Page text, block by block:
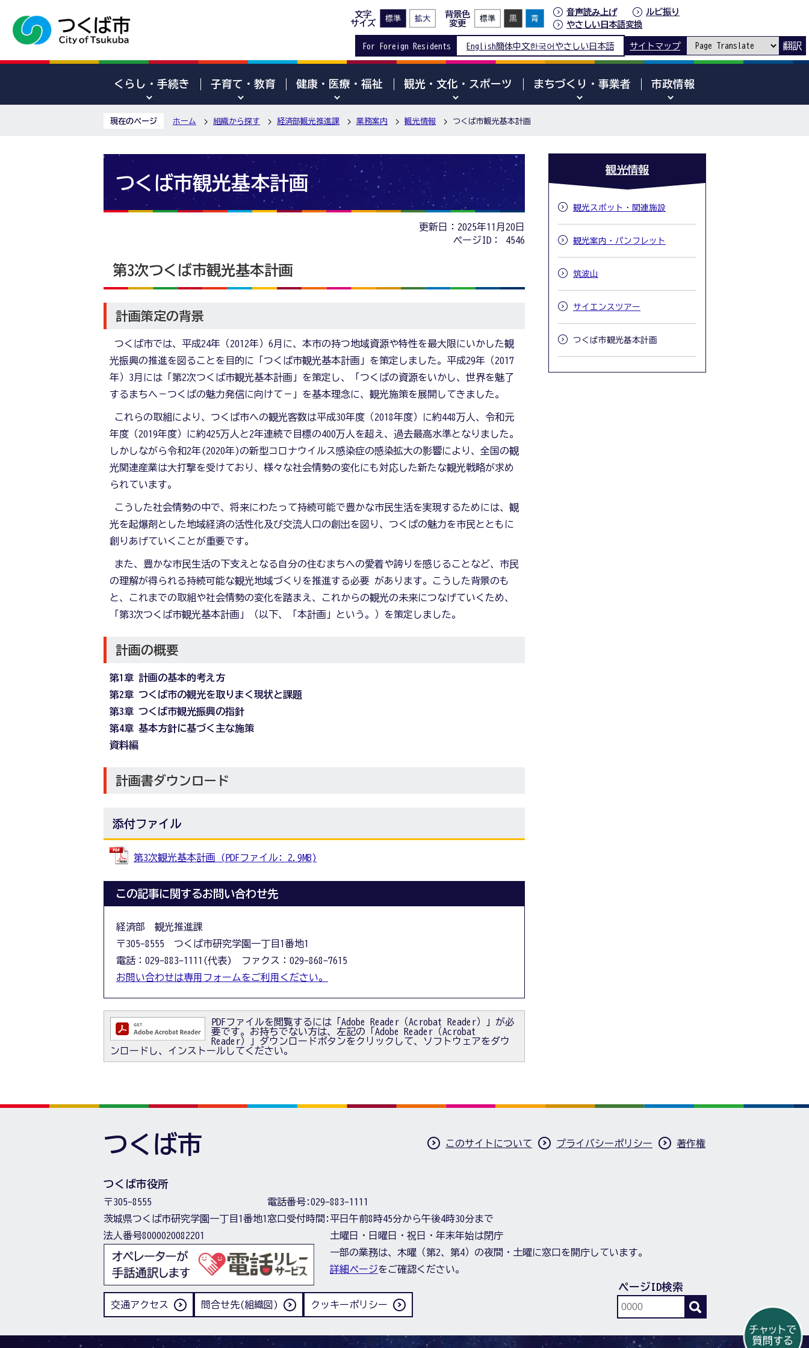
文字
サイズ
背景色
変更
音声読み上げ
ルビ振り
やさしい日本語変換
For Foreign Residents English簡体中文한국어 やさしい日本語 サイトマップ 翻訳
くらし・手続き 子育て・教育 健康・医療・福祉 観光・文化・スポーツ まちづくり・事業者 市政情報
現在のページ ホーム 組織から探す 経済部観光推進課 業務案内 観光情報 つくば市観光基本計画
つくば市観光基本計画
更新日：2025年11月20日
ページID：
4546
第3次つくば市観光基本計画
計画策定の背景
つくば市では、平成24年（2012年）6月に、本市の持つ地域資源や特性を最大限にいかした観
光振興の推進を図ることを目的に「つくば市観光基本計画」を策定しました。平成29年（2017
年）3月には「第2次つくば市観光基本計画」を策定し、「つくばの資源をいかし、世界を魅了
するまちへ－つくばの魅力発信に向けて－」を基本理念に、観光施策を展開してきました。
これらの取組により、つくば市への観光客数は平成30年度（2018年度）に約448万人、令和元
年度（2019年度）に約425万人と2年連続で目標の400万人を超え、過去最高水準となりました。
しかしながら令和2年(2020年)の新型コロナウイルス感染症の感染拡大の影響により、全国の観
光関連産業は大打撃を受けており、様々な社会情勢の変化にも対応した新たな観光戦略が求め
られています。
こうした社会情勢の中で、将来にわたって持続可能で豊かな市民生活を実現するためには、観
光を起爆剤とした地域経済の活性化及び交流人口の創出を図り、つくばの魅力を市民とともに
創りあげていくことが重要です。
また、豊かな市民生活の下支えとなる自分の住むまちへの愛着や誇りを感じることなど、市民
の理解が得られる持続可能な観光地域づくりを推進する必要 があります。こうした背景のも
と、これまでの取組や社会情勢の変化を踏まえ、これからの観光の未来につなげていくため、
「第3次つくば市観光基本計画」（以下、「本計画」という。）を策定しました。
計画の概要
第1章 計画の基本的考え方
第2章 つくば市の観光を取りまく現状と課題
第3章 つくば市観光振興の指針
第4章 基本方針に基づく主な施策
資料編
計画書ダウンロード
添付ファイル
第3次観光基本計画 (PDFファイル: 2.9MB)
この記事に関するお問い合わせ先
経済部 観光推進課
〒305-8555 つくば市研究学園一丁目1番地1
電話：029-883-1111(代表) ファクス：029-868-7615
お問い合わせは専用フォームをご利用ください。
PDFファイルを閲覧するには「Adobe Reader（Acrobat Reader）」が必
要です。お持ちでない方は、左記の「Adobe Reader（Acrobat
Reader）」ダウンロードボタンをクリックして、ソフトウェアをダウ
ンロードし、インストールしてください。
観光情報
観光スポット・関連施設
観光案内・パンフレット
筑波山
サイエンスツアー
つくば市観光基本計画
つくば市 このサイトについて プライバシーポリシー 著作権
つくば市役所
〒305-8555
茨城県つくば市研究学園一丁目1番地1
法人番号8000020082201
電話番号:029-883-1111
窓口受付時間:平日午前8時45分から午後4時30分まで
土曜日・日曜日・祝日・年末年始は閉庁
一部の業務は、木曜（第2、第4）の夜間・土曜に窓口を開庁しています。
詳細ページをご確認ください。
交通アクセス 問合せ先(組織図) クッキーポリシー
ページID検索